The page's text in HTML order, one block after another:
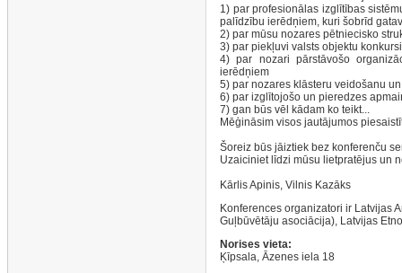
1) par profesionālas izglītības
palīdzību ierēdņiem, kuri šobrīd
2) par mūsu nozares pētniecisko
3) par piekļuvi valsts objektu
4) par nozari pārstāvošo
ierēdņiem
5) par nozares klāsteru veidošanu
6) par izglītojošo un pieredzes
7) gan būs vēl kādam ko teikt...
Mēģināsim visos jautājumos
Šoreiz būs jāiztiek bez konferenču
Uzaiciniet līdzi mūsu lietpratējus un
Kārlis Apinis, Vilnis Kazāks
Konferences organizatori ir Latvijas
Guļbūvētāju asociācija), Latvijas
Norises vieta:
Ķīpsala, Āzenes iela 18